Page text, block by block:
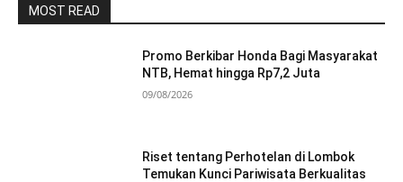
MOST READ
Promo Berkibar Honda Bagi Masyarakat
NTB, Hemat hingga Rp7,2 Juta
09/08/2026
Riset tentang Perhotelan di Lombok
Temukan Kunci Pariwisata Berkualitas